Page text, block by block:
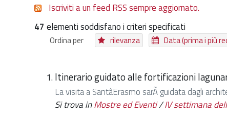
Iscriviti a un feed RSS sempre aggiornato.
47 elementi soddisfano i criteri specificati
Ordina per rilevanza Data (prima i più
Itinerario guidato alle fortificazioni
La visita a SantâErasmo sarÃ guidata dagli
Si trova inMostre ed Eventi/IV settimana